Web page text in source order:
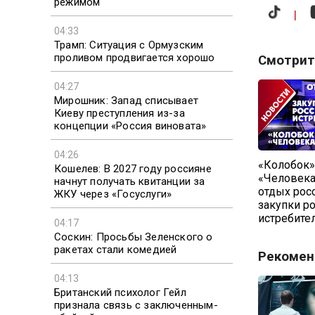
04:33
Трамп: Ситуация с Ормузским
проливом продвигается хорошо
04:27
Мирошник: Запад списывает
Киеву преступления из-за
концепции «Россия виновата»
04:26
Кошелев: В 2027 году россияне
начнут получать квитанции за
ЖКУ через «Госуслуги»
04:17
Соскин: Просьбы Зеленского о
ракетах стали комедией
04:13
Британский психолог Гейл
признала связь с заключенным-
|
отдых
закупки